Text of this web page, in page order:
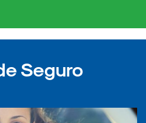
Seguro